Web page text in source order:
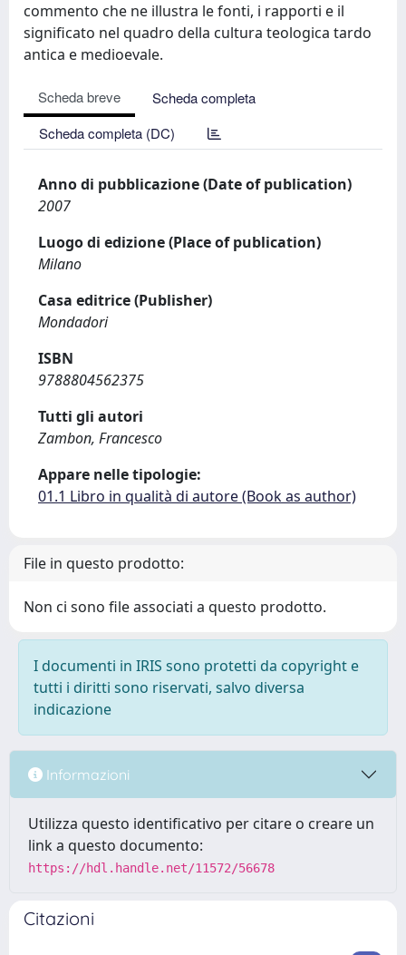
commento che ne illustra le fonti, i rapporti e il
significato nel quadro della cultura teologica tardo
antica e medioevale.
Scheda breve
Scheda completa
Scheda completa (DC)
Anno di pubblicazione (Date of publication)
2007
Luogo di edizione (Place of publication)
Milano
Casa editrice (Publisher)
Mondadori
ISBN
9788804562375
Tutti gli autori
Zambon, Francesco
Appare nelle tipologie:
01.1 Libro in qualità di autore (Book as author)
File in questo prodotto:
Non ci sono file associati a questo prodotto.
I documenti in IRIS sono protetti da copyright e
tutti i diritti sono riservati, salvo diversa
indicazione
Informazioni
Utilizza questo identificativo per citare o creare un
link a questo documento:
https://hdl.handle.net/11572/56678
Citazioni